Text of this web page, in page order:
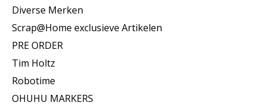
Diverse Merken
Scrap@Home exclusieve Artikelen
PRE ORDER
Tim Holtz
Robotime
OHUHU MARKERS